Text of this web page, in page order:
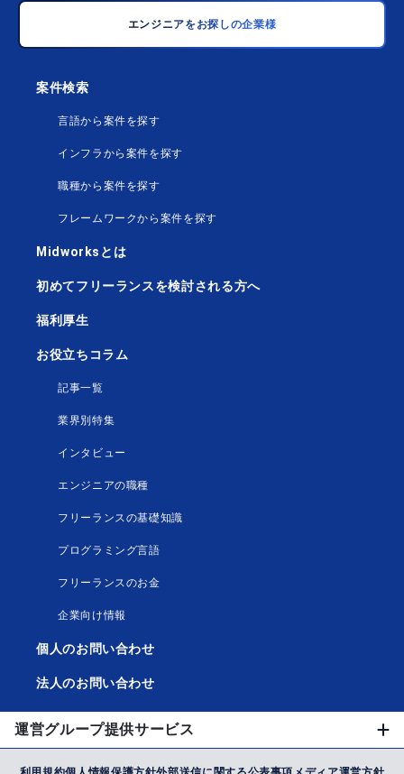
エンジニアをお探しの企業様
案件検索
言語から案件を探す
インフラから案件を探す
職種から案件を探す
フレームワークから案件を探す
Midworksとは
初めてフリーランスを検討される方へ
福利厚生
お役立ちコラム
記事一覧
業界別特集
インタビュー
エンジニアの職種
フリーランスの基礎知識
プログラミング言語
フリーランスのお金
企業向け情報
個人のお問い合わせ
法人のお問い合わせ
運営グループ提供サービス